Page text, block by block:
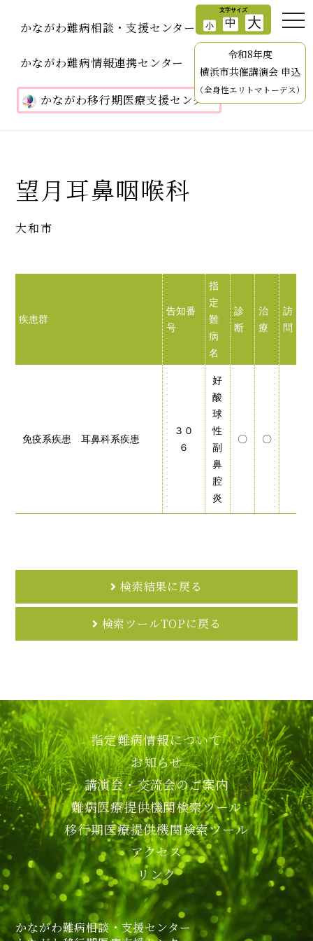
かながわ難病相談・支援センター
かながわ難病情報連携センター
かながわ移行期医療支援センター
令和8年度
横浜市共催講演会 申込
（全身性エリトマトーデス）
望月耳鼻咽喉科
大和市
疾患群
告知番
号
指
定
難
病
名
診
断
治
療
訪
問
免疫系疾患 耳鼻科系疾患
３０
６
好
酸
球
性
副
鼻
腔
炎
〇 〇
検索結果に戻る
検索ツールTOPに戻る
指定難病情報について
お知らせ
講演会・交流会のご案内
難病医療提供機関検索ツール
移行期医療提供機関検索ツール
アクセス
リンク
かながわ難病相談・支援センター